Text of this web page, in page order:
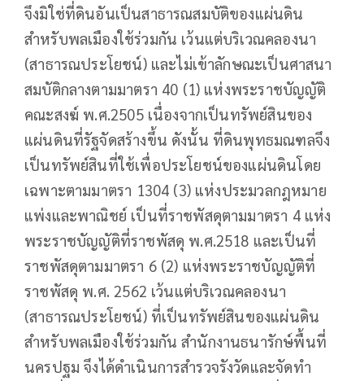
จึงมิใช่ที่ดินอันเป็นสาธารณสมบัติของแผ่นดิน
สำหรับพลเมืองใช้ร่วมกัน เว้นแต่บริเวณคลองนา
(สาธารณประโยชน์) และไม่เข้าลักษณะเป็นศาสนา
สมบัติกลางตามมาตรา 40 (1) แห่งพระราชบัญญัติ
คณะสงฆ์ พ.ศ.2505 เนื่องจากเป็นทรัพย์สินของ
แผ่นดินที่รัฐจัดสร้างขึ้น ดังนั้น ที่ดินพุทธมณฑลจึง
เป็นทรัพย์สินที่ใช้เพื่อประโยชน์ของแผ่นดินโดย
เฉพาะตามมาตรา 1304 (3) แห่งประมวลกฎหมาย
แพ่งและพาณิชย์ เป็นที่ราชพัสดุตามมาตรา 4 แห่ง
พระราชบัญญัติที่ราชพัสดุ พ.ศ.2518 และเป็นที่
ราชพัสดุตามมาตรา 6 (2) แห่งพระราชบัญญัติที่
ราชพัสดุ พ.ศ. 2562 เว้นแต่บริเวณคลองนา
(สาธารณประโยชน์) ที่เป็นทรัพย์สินของแผ่นดิน
สำหรับพลเมืองใช้ร่วมกัน สำนักงานธนารักษ์พื้นที่
นครปฐม จึงได้ดำเนินการสำรวจรังวัดและจัดทำ